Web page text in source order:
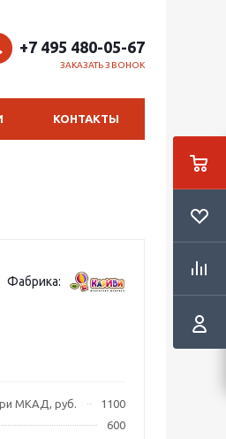
+7 495 480-05-67
ЗАКАЗАТЬ ЗВОНОК
КОНТАКТЫ
Фабрика:
МКАД, руб.
1100
600